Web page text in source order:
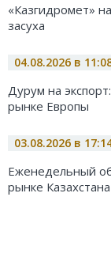
«Казгидромет»
засуха
04.08.2026 в
Дурум на
рынке Европы
03.08.2026 в
Еженедельный
рынке